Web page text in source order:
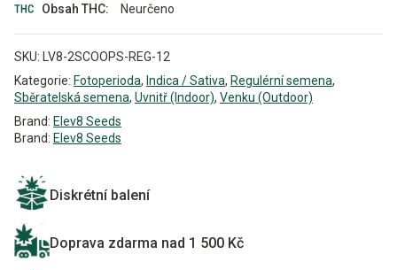
Obsah THC:
Neurčeno
SKU:
LV8-2SCOOPS-REG-12
Kategorie: Fotoperioda, Indica / Sativa, Regulérní semena,
Sběratelská semena, Uvnitř (Indoor), Venku (Outdoor)
Brand: Elev8 Seeds
Brand: Elev8 Seeds
Diskrétní balení
Doprava zdarma nad 1 500 Kč